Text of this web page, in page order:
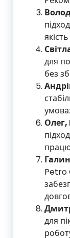
для
без
Petro
для